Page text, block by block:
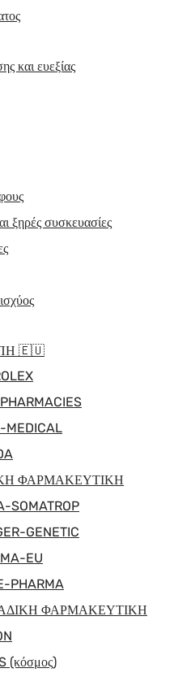
και ευεξίας
ξηρές συσκευασίες
🇪🇺
ΦΑΡΜΑΚΕΥΤΙΚΗ
GENETIC
EU
PHARMA
ΦΑΡΜΑΚΕΥΤΙΚΗ
(κόσμος)